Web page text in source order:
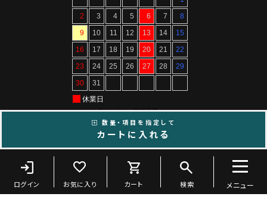
Copyright ©ARTIF All Rights Reserved.
数量・項目を指定して
カートに入れる